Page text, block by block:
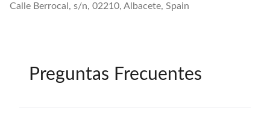
Calle Berrocal, s/n, 02210, Albacete, Spain
Preguntas Frecuentes